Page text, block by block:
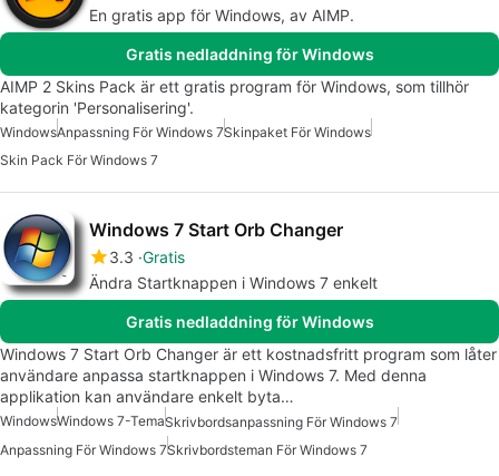
En gratis app för Windows, av AIMP.
Gratis nedladdning för Windows
AIMP 2 Skins Pack är ett gratis program för Windows, som tillhör
kategorin 'Personalisering'.
WindowsAnpassning För Windows 7Skinpaket För Windows
Skin Pack För Windows 7
Windows 7 Start Orb Changer
3.3 Gratis
Ändra Startknappen i Windows 7 enkelt
Gratis nedladdning för Windows
Windows 7 Start Orb Changer är ett kostnadsfritt program som låter
användare anpassa startknappen i Windows 7. Med denna
applikation kan användare enkelt byta…
WindowsWindows 7-TemaSkrivbordsanpassning För Windows 7
Anpassning För Windows 7Skrivbordsteman För Windows 7